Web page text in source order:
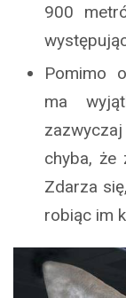
900
Pomimo
ma
chyba, że
Zdarza
robiąc im